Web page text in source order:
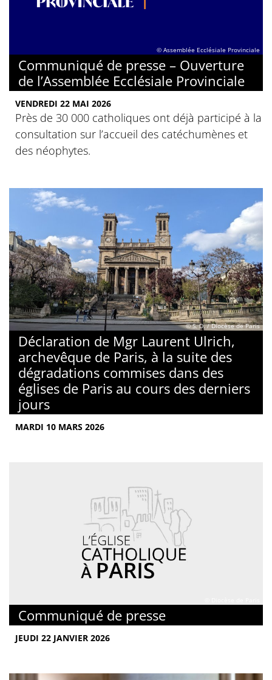
© Assemblée Ecclésiale Provinciale
Communiqué de presse – Ouverture
de l’Assemblée Ecclésiale Provinciale
VENDREDI 22 MAI 2026
Près de 30 000 catholiques ont déjà participé à la
consultation sur l’accueil des catéchumènes et
des néophytes.
© S. D. / Diocèse de Paris
Déclaration de Mgr Laurent Ulrich,
archevêque de Paris, à la suite des
dégradations commises dans des
églises de Paris au cours des derniers
jours
MARDI 10 MARS 2026
Communiqué de presse
JEUDI 22 JANVIER 2026